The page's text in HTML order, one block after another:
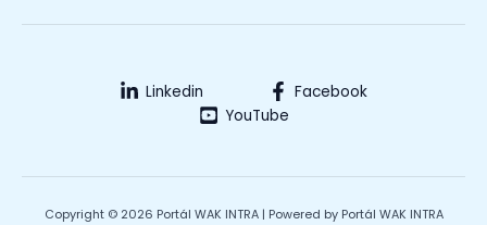
Linkedin
Facebook
YouTube
Copyright © 2026 Portál WAK INTRA | Powered by Portál WAK INTRA